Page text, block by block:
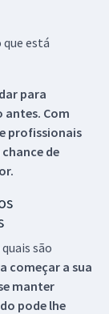
está
para
antes. Com
profissionais
de
são
começar a sua
manter
pode lhe